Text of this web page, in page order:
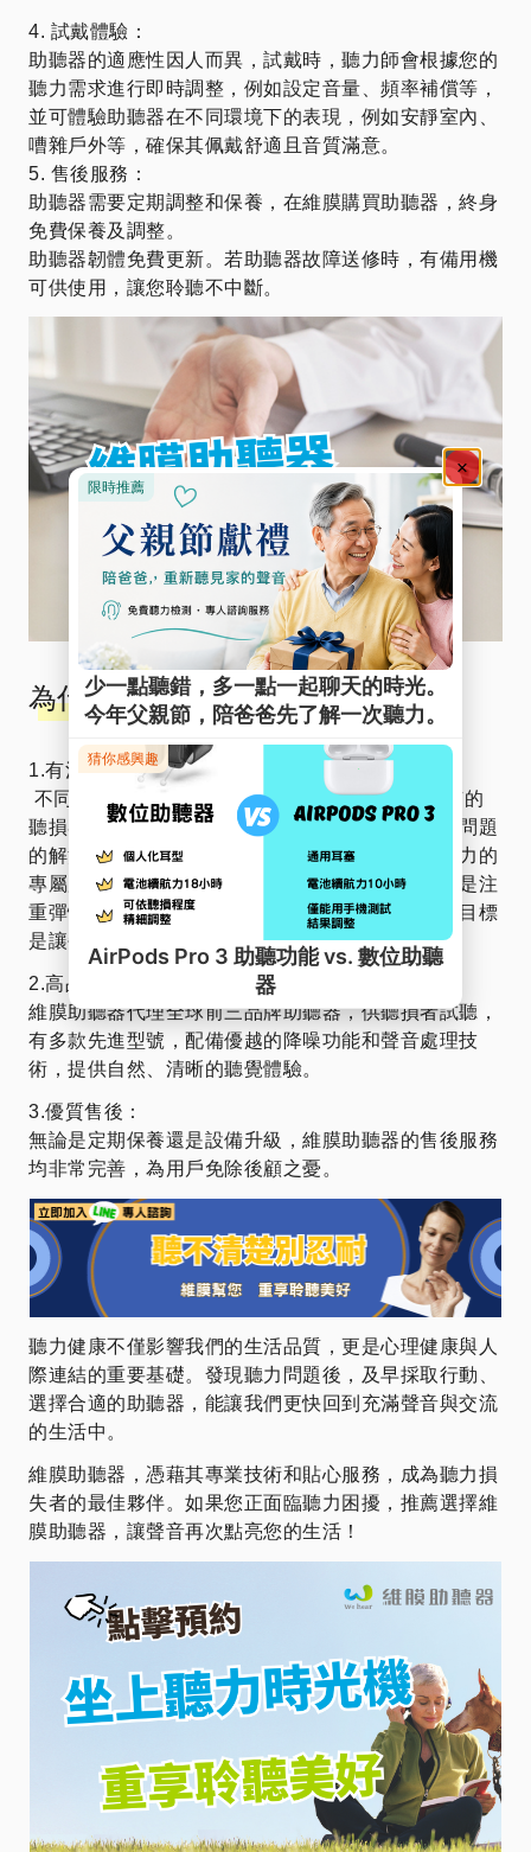
4. 試戴體驗：
助聽器的適應性因人而異，試戴時，聽力師會根據您的
聽力需求進行即時調整，例如設定音量、頻率補償等，
並可體驗助聽器在不同環境下的表現，例如安靜室內、
嘈雜戶外等，確保其佩戴舒適且音質滿意。
5. 售後服務：
助聽器需要定期調整和保養，在維膜購買助聽器，終身
免費保養及調整。
助聽器韌體免費更新。若助聽器故障送修時，有備用機
可供使用，讓您聆聽不中斷。
為什麼推薦維膜助聽器？
1.有溫度的服務
不同於其他助聽器公司，維膜助聽器的同仁把所有的
聽損者當作自己家人，親切的服務，不僅關注聽力問題
的解決，更致力於為顧客創造快樂，提供富有生命力的
專屬服務。維膜的助聽器服務不拘泥於標準化，而是注
重彈性與人性化，用最純淨的態度傾聽顧客需求，目標
是讓每位顧客都能聽到他們渴望的聲音。
2.高品質產品：
維膜助聽器代理全球前三品牌助聽器，供聽損者試聽，
有多款先進型號，配備優越的降噪功能和聲音處理技
術，提供自然、清晰的聽覺體驗。
3.優質售後：
無論是定期保養還是設備升級，維膜助聽器的售後服務
均非常完善，為用戶免除後顧之憂。
聽力健康不僅影響我們的生活品質，更是心理健康與人
際連結的重要基礎。發現聽力問題後，及早採取行動、
選擇合適的助聽器，能讓我們更快回到充滿聲音與交流
的生活中。
維膜助聽器，憑藉其專業技術和貼心服務，成為聽力損
失者的最佳夥伴。如果您正面臨聽力困擾，推薦選擇維
膜助聽器，讓聲音再次點亮您的生活！